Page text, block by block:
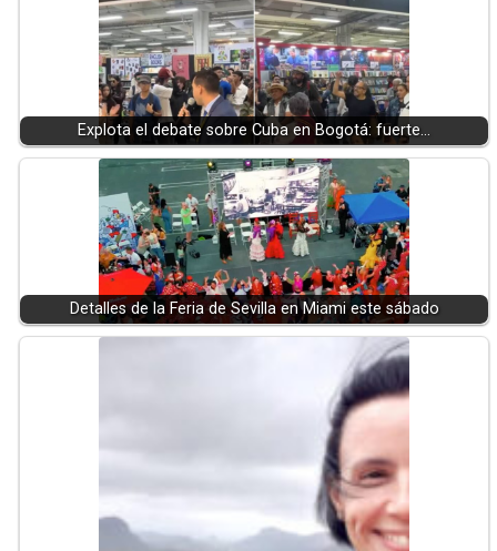
Explota el debate sobre Cuba en Bogotá: fuerte…
Detalles de la Feria de Sevilla en Miami este sábado